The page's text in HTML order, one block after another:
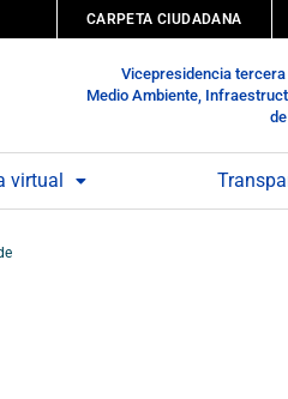
CARPETA CIUDADANA
Vicepresidencia
Medio Ambiente,
virtual